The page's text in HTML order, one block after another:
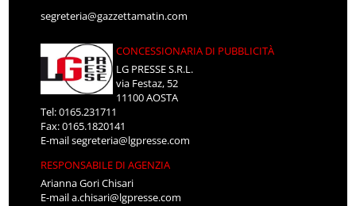
segreteria@gazzettamatin.com
CONCESSIONARIA DI PUBBLICITÀ
LG PRESSE S.R.L.
via Festaz, 52
11100 AOSTA
Tel: 0165.231711
Fax: 0165.1820141
E-mailsegreteria@lgpresse.com
RESPONSABILE DI AGENZIA
Arianna Gori Chisari
E-maila.chisari@lgpresse.com